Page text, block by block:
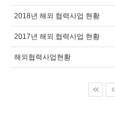
2018년 해외 협력사업 현황
2017년 해외 협력사업 현황
해외협력사업현황